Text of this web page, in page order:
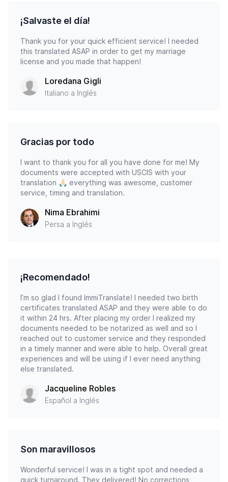
¡Salvaste el día!
Thank you for your quick efficient service! I needed
this translated ASAP in order to get my marriage
license and you made that happen!
Loredana Gigli
Italiano a Inglés
Gracias por todo
I want to thank you for all you have done for me! My
documents were accepted with USCIS with your
translation 🙏🏻 everything was awesome, customer
service, timing and translation.
Nima Ebrahimi
Persa a Inglés
¡Recomendado!
I’m so glad I found ImmiTranslate! I needed two birth
certificates translated ASAP and they were able to do
it within 24 hrs. After placing my order I realized my
documents needed to be notarized as well and so I
reached out to customer service and they responded
in a timely manner and were able to help. Overall great
experiences and will be using if I ever need anything
else translated.
Jacqueline Robles
Español a Inglés
Son maravillosos
Wonderful service! I was in a tight spot and needed a
quick turnaround. They delivered! No corrections